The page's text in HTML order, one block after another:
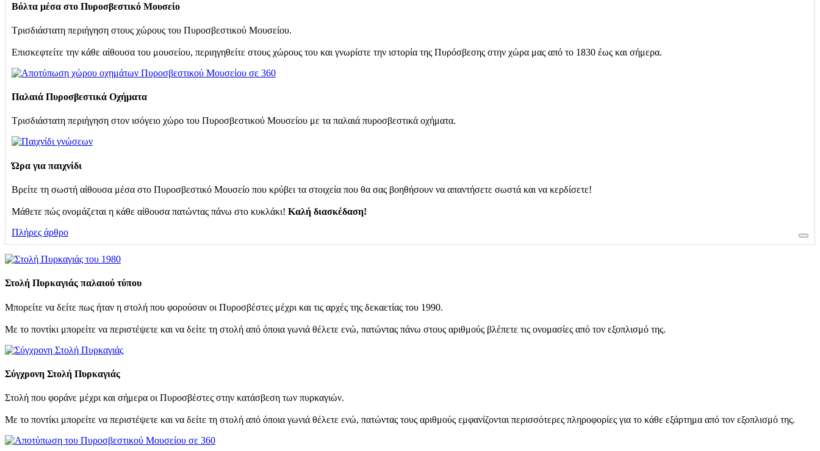
Βόλτα μέσα στο Πυροσβεστικό Μουσείο
Τρισδιάστατη περιήγηση στους χώρους του Πυροσβεστικού Μουσείου.
Επισκεφτείτε την κάθε αίθουσα του μουσείου, περιηγηθείτε στους χώρους του και γνωρίστε την ιστορία της Πυρόσβεσης στην χώρα μας από το 1830 έως και σήμερα.
Παλαιά Πυροσβεστικά Οχήματα
Τρισδιάστατη περιήγηση στον ισόγειο χώρο του Πυροσβεστικού Μουσείου με τα παλαιά πυροσβεστικά οχήματα.
Ώρα για παιχνίδι
Βρείτε τη σωστή αίθουσα μέσα στο Πυροσβεστικό Μουσείο που κρύβει τα στοιχεία που θα σας βοηθήσουν να απαντήσετε σωστά και να κερδίσετε!
Μάθετε πώς ονομάζεται η κάθε αίθουσα πατώντας πάνω στο κυκλάκι! Καλή διασκέδαση!
Πλήρες άρθρο
Στολή Πυρκαγιάς παλαιού τύπου
Μπορείτε να δείτε πως ήταν η στολή που φορούσαν οι Πυροσβέστες μέχρι και τις αρχές της δεκαετίας του 1990.
Με το ποντίκι μπορείτε να περιστέψετε και να δείτε τη στολή από όποια γωνιά θέλετε ενώ, πατώντας πάνω στους αριθμούς βλέπετε τις ονομασίες από τον εξοπλισμό της.
Σύγχρονη Στολή Πυρκαγιάς
Στολή που φοράνε μέχρι και σήμερα οι Πυροσβέστες στην κατάσβεση των πυρκαγιών.
Με το ποντίκι μπορείτε να περιστέψετε και να δείτε τη στολή από όποια γωνιά θέλετε ενώ, πατώντας τους αριθμούς εμφανίζονται περισσότερες πληροφορίες για το κάθε εξάρτημα από τον εξοπλισμό της.